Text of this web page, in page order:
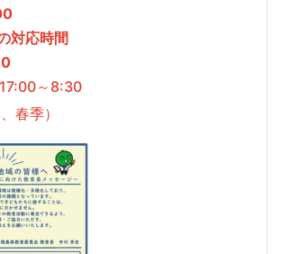
対応時間
～8:30
春季）